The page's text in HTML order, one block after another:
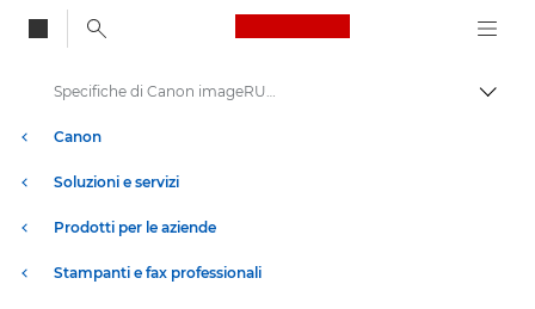
Canon Logo, back
Canon
Soluzioni e servizi
Prodotti per le aziende
Stampanti e fax professionali
Specifiche di Canon imageRUNNER ADVANCE DX serie C478